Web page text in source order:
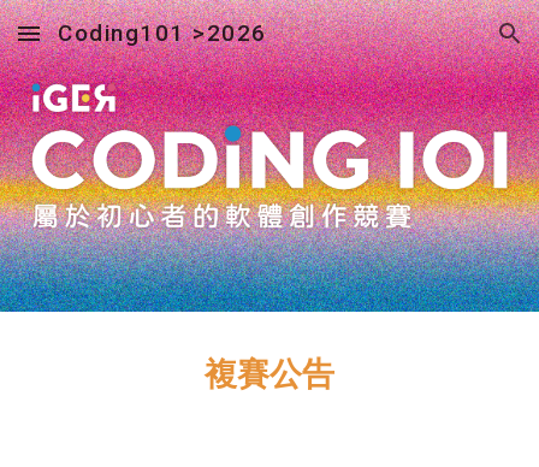
Skip to main content Skip to navigation
Coding101 >2026
複賽公告